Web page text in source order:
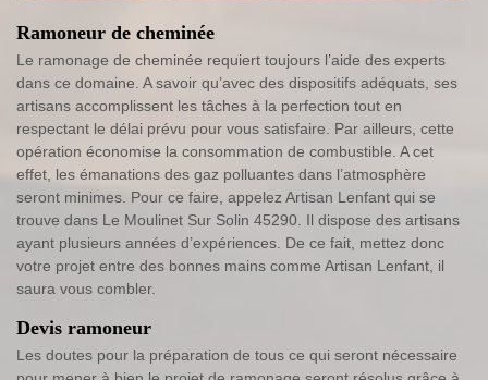
Ramoneur de cheminée
Le ramonage de cheminée requiert toujours l’aide des experts
dans ce domaine. A savoir qu’avec des dispositifs adéquats, ses
artisans accomplissent les tâches à la perfection tout en
respectant le délai prévu pour vous satisfaire. Par ailleurs, cette
opération économise la consommation de combustible. A cet
effet, les émanations des gaz polluantes dans l’atmosphère
seront minimes. Pour ce faire, appelez Artisan Lenfant qui se
trouve dans Le Moulinet Sur Solin 45290. Il dispose des artisans
ayant plusieurs années d’expériences. De ce fait, mettez donc
votre projet entre des bonnes mains comme Artisan Lenfant, il
saura vous combler.
Devis ramoneur
Les doutes pour la préparation de tous ce qui seront nécessaire